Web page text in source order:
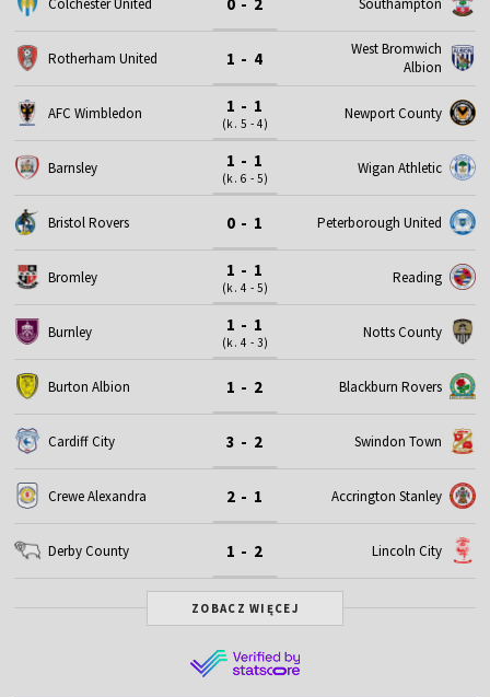
Rotherham United 1 - 4
West Bromwich
Albion
AFC Wimbledon 1 - 1
(k. 5 - 4)
Newport County
Barnsley 1 - 1
(k. 6 - 5)
Wigan Athletic
Bristol Rovers 0 - 1 Peterborough United
Bromley 1 - 1
(k. 4 - 5)
Reading
Burnley 1 - 1
(k. 4 - 3)
Notts County
Burton Albion 1 - 2 Blackburn Rovers
Cardiff City 3 - 2 Swindon Town
Crewe Alexandra 2 - 1 Accrington Stanley
Derby County 1 - 2 Lincoln City
ZOBACZ WIĘCEJ